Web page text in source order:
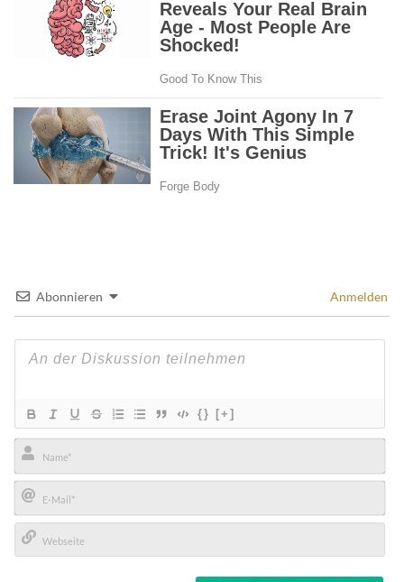
Abonnieren Anmelden
{} [+]
Name*
E-
Mail*